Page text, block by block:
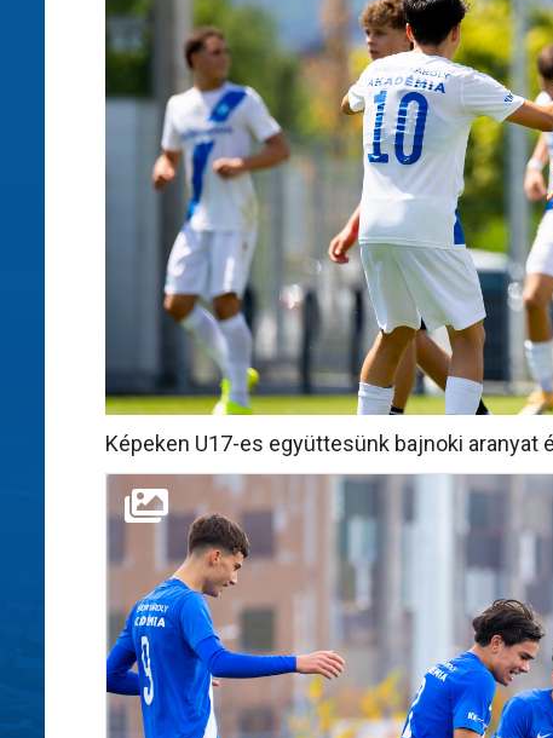
Képeken U17-es együttesünk bajnoki aranyat